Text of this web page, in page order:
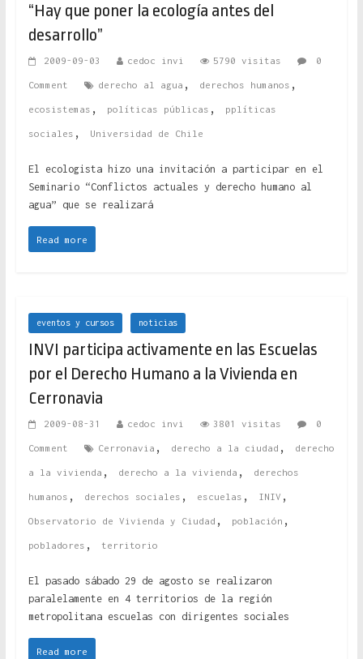
“Hay que poner la ecología antes del
desarrollo”
2009-09-03 cedoc invi 5790 visitas 0
Comment derecho al agua , derechos humanos ,
ecosistemas , políticas públicas , pplíticas
sociales , Universidad de Chile
El ecologista hizo una invitación a participar en el
Seminario “Conflictos actuales y derecho humano al
agua” que se realizará
Read more
eventos y cursos noticias
INVI participa activamente en las Escuelas
por el Derecho Humano a la Vivienda en
Cerronavia
2009-08-31 cedoc invi 3801 visitas 0
Comment Cerronavia , derecho a la ciudad , derecho
a la vivienda , derecho a la vivienda , derechos
humanos , derechos sociales , escuelas , INIV ,
Observatorio de Vivienda y Ciudad , población ,
pobladores , territorio
El pasado sábado 29 de agosto se realizaron
paralelamente en 4 territorios de la región
metropolitana escuelas con dirigentes sociales
Read more